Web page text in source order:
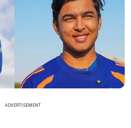
ADVERTISEMENT